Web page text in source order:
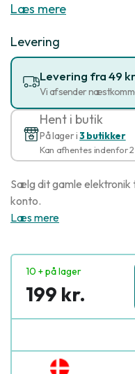
Læs mere
Levering
Levering fra 49
Vi afsender
Hent i butik
På lager i3 butikker
Kan afhentes indenfor
Sælg dit gamle elektronik
konto.
Læs mere
10 + på lager
199 kr.